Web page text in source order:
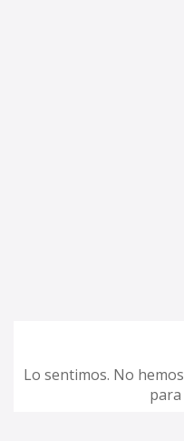
Lo sentimos. No
para